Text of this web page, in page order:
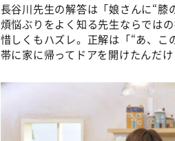
長谷川先生の解答は「娘さんに“膝
煩悩ぶりをよく知る先生ならでは
惜しくもハズレ。正解は「“あ、こ
帯に家に帰ってドアを開けたんだ